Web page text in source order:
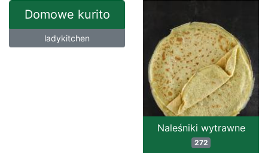
Domowe kurito
ladykitchen
Naleśniki wytrawne
272